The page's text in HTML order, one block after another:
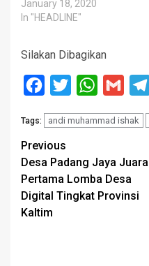
menyalurkan bantuan
sosial (bansos) untuk
Question (ESQ) Eksekutif
Kukar senilai Rp3,5 miliar.
Bantuan itu diterima
pada tahun yang sama,
juga disalurkan bantuan
untuk Yayasan Ketopong
College sebesar Rp11,8
miliar. Hingga 2017…
January 18, 2020
In "HEADLINE"
Silakan Dibagikan
Facebook
Twitter WhatsApp
Gmail
Tags: andi muhammad ishak
Post
navigation
Previous
Desa Padang Jaya Juara
Pertama Lomba Desa
Digital Tingkat Provinsi
Kaltim